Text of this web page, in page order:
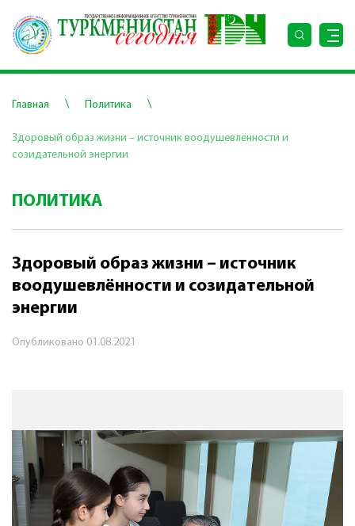
Главная \ Политика \
Здоровый образ жизни – источник воодушевлённости и
созидательной энергии
ПОЛИТИКА
Здоровый образ жизни – источник
воодушевлённости и созидательной
энергии
Опубликовано 01.08.2021